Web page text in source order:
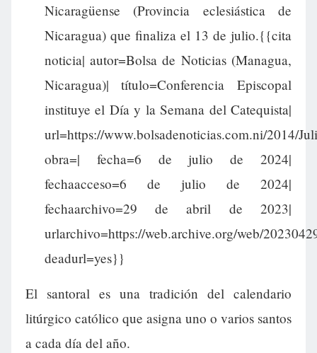
Nicaragüense (Provincia eclesiástica de
Nicaragua) que finaliza el 13 de julio.{{cita
noticia| autor=Bolsa de Noticias (Managua,
Nicaragua)| título=Conferencia Episcopal
instituye el Día y la Semana del Catequista|
url=https://www.bolsadenoticias.com.ni/2014/
obra=| fecha=6 de julio de 2024|
fechaacceso=6 de julio de 2024|
fechaarchivo=29 de abril de 2023|
urlarchivo=https://web.archive.org/web/
deadurl=yes}}
El santoral es una tradición del calendario
litúrgico católico que asigna uno o varios santos
a cada día del año.